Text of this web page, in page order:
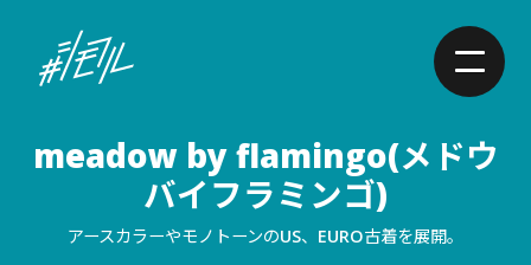
meadow by flamingo(メドウ
バイフラミンゴ)
アースカラーやモノトーンのUS、EURO古着を展開。